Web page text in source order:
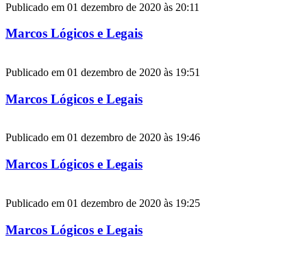
Publicado em 01 dezembro de 2020 às 20:11
Marcos Lógicos e Legais
Publicado em 01 dezembro de 2020 às 19:51
Marcos Lógicos e Legais
Publicado em 01 dezembro de 2020 às 19:46
Marcos Lógicos e Legais
Publicado em 01 dezembro de 2020 às 19:25
Marcos Lógicos e Legais